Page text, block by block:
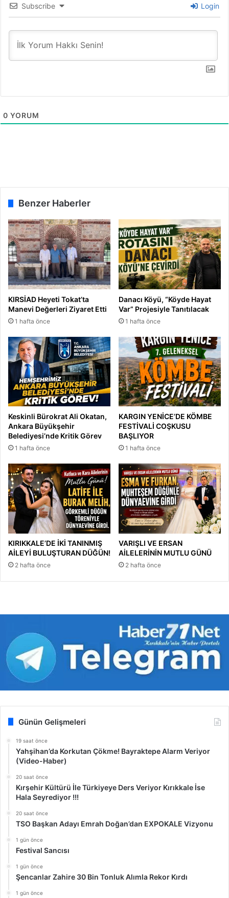
Subscribe Login
0 YORUM
Benzer Haberler
KIRSİAD Heyeti Tokat’ta
Manevi Değerleri Ziyaret Etti
1 hafta önce
Danacı Köyü, “Köyde Hayat
Var” Projesiyle Tanıtılacak
1 hafta önce
Keskinli Bürokrat Ali Okatan,
Ankara Büyükşehir
Belediyesi’nde Kritik Görev
1 hafta önce
KARGIN YENİCE’DE KÖMBE
FESTİVALİ COŞKUSU
BAŞLIYOR
1 hafta önce
KIRIKKALE’DE İKİ TANINMIŞ
AİLEYİ BULUŞTURAN DÜĞÜN!
2 hafta önce
VARIŞLI VE ERSAN
AİLELERİNİN MUTLU GÜNÜ
2 hafta önce
Günün Gelişmeleri
19 saat önce
Yahşihan’da Korkutan Çökme! Bayraktepe Alarm Veriyor
(Video-Haber)
20 saat önce
Kırşehir Kültürü İle Türkiyeye Ders Veriyor Kırıkkale İse
Hala Seyrediyor !!!
20 saat önce
TSO Başkan Adayı Emrah Doğan’dan EXPOKALE Vizyonu
1 gün önce
Festival Sancısı
1 gün önce
Şencanlar Zahire 30 Bin Tonluk Alımla Rekor Kırdı
1 gün önce